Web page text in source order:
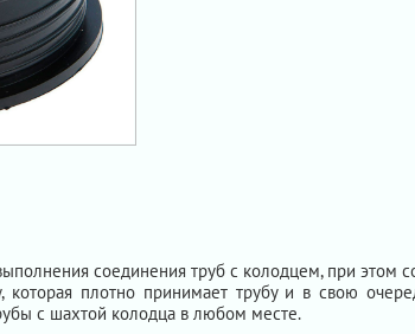
соединения труб с колодцем, при этом
плотно принимает трубу и в свою
с шахтой колодца в любом месте.